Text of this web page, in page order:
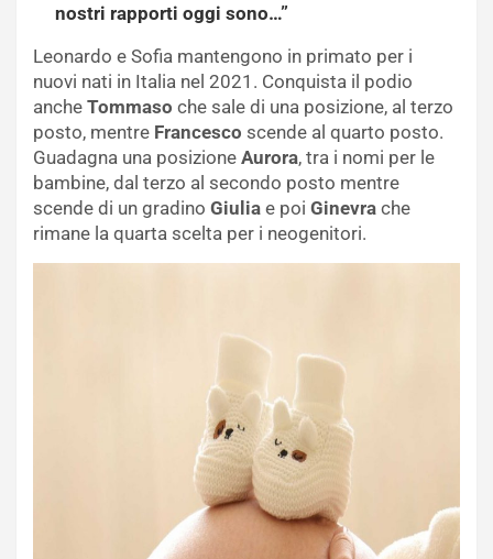
nostri rapporti oggi sono…”
Leonardo e Sofia mantengono in primato per i
nuovi nati in Italia nel 2021. Conquista il podio
anche Tommaso che sale di una posizione, al terzo
posto, mentre Francesco scende al quarto posto.
Guadagna una posizione Aurora, tra i nomi per le
bambine, dal terzo al secondo posto mentre
scende di un gradino Giulia e poi Ginevra che
rimane la quarta scelta per i neogenitori.